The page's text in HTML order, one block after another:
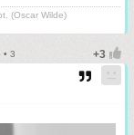
(Oscar Wilde)
• 3